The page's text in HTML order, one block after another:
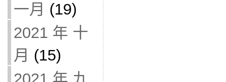
一月 (19)
2021 年 十
月 (15)